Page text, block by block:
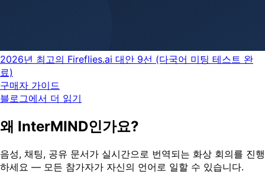
2026년 최고의 Fireflies.ai 대안 9선 (다국어 미팅 테스트 완
료)
구매자 가이드
블로그에서 더 읽기
왜 InterMIND인가요?
음성, 채팅, 공유 문서가 실시간으로 번역되는 화상 회의를 진행
하세요 — 모든 참가자가 자신의 언어로 일할 수 있습니다.